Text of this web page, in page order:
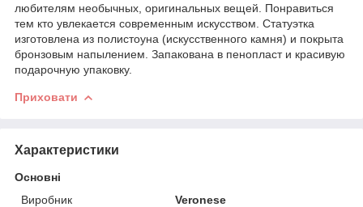
любителям необычных, оригинальных вещей. Понравиться
тем кто увлекается современным искусством. Статуэтка
изготовлена из полистоуна (искусственного камня) и покрыта
бронзовым напылением. Запакована в пенопласт и красивую
подарочную упаковку.
Приховати
Характеристики
Основні
Виробник
Veronese